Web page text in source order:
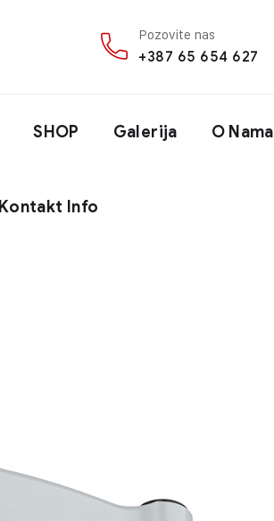
Pozovite nas
+387 65 654 627
SHOP Galerija O Nama
Kontakt Info